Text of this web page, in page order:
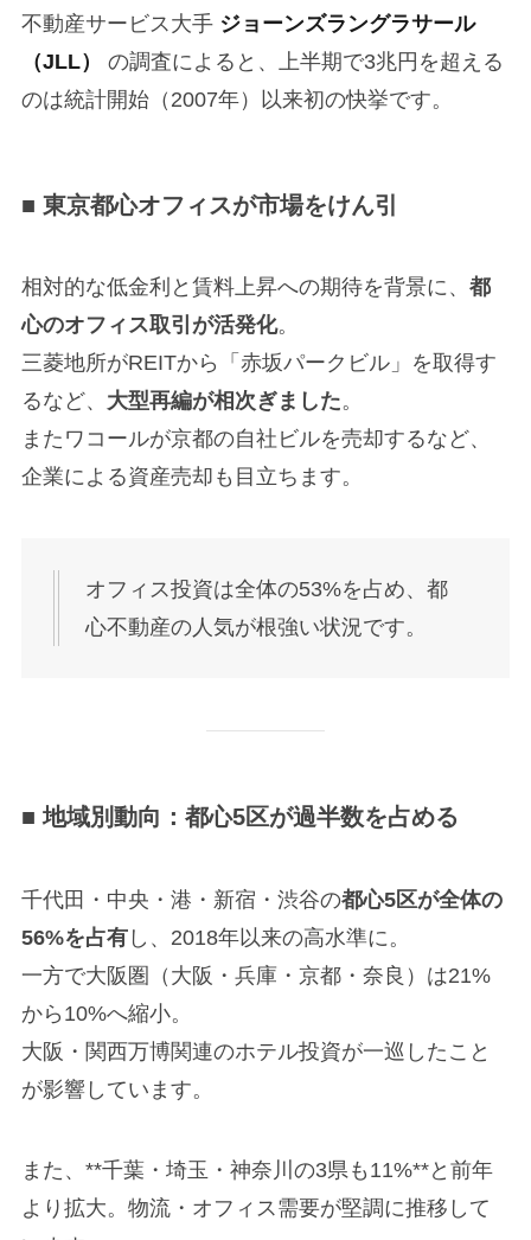
不動産サービス大手 ジョーンズラングラサール
（JLL）
の調査によると、上半期で3兆円を超える
のは統計開始（2007年）以来初の快挙です。
■ 東京都心オフィスが市場をけん引
相対的な低金利と賃料上昇への期待を背景に、 都
心のオフィス取引が活発化。
三菱地所がREITから「赤坂パークビル」を取得す
るなど、 大型再編が相次ぎました。
またワコールが京都の自社ビルを売却するなど、
企業による資産売却も目立ちます。
オフィス投資は全体の53%を占め、都
心不動産の人気が根強い状況です。
■ 地域別動向：都心5区が過半数を占める
千代田・中央・港・新宿・渋谷の都心5区が全体の
56%を占有し、2018年以来の高水準に。
一方で大阪圏（大阪・兵庫・京都・奈良）は21%
から10%へ縮小。
大阪・関西万博関連のホテル投資が一巡したこと
が影響しています。
また、**千葉・埼玉・神奈川の3県も11%**と前年
より拡大。物流・オフィス需要が堅調に推移して